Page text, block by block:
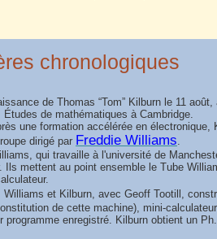
chronologiques
de Thomas “Tom” Kilburn le 11
Études de mathématiques à Cambridge.
une formation accélérée en
dirigé par Freddie Williams
qui travaille à l'université de
Ils mettent au point ensemble le Tube
Williams et Kilburn, avec Geoff Tootill,
de cette machine), mini-
programme enregistré. Kilburn obtient un